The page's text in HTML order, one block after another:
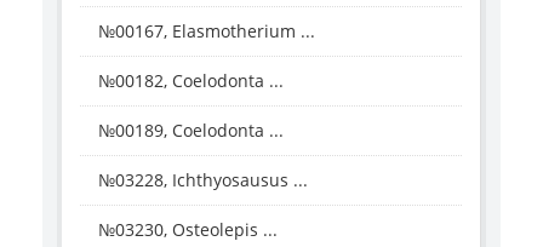
№00167, Elasmotherium ...
№00182, Coelodonta ...
№00189, Coelodonta ...
№03228, Ichthyosausus ...
№03230, Osteolepis ...